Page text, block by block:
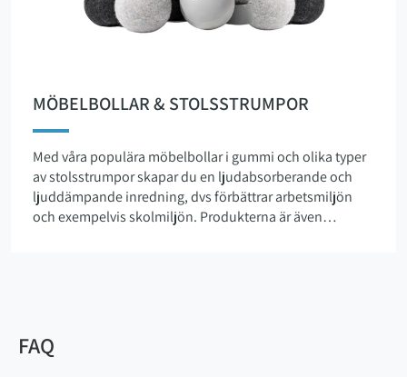
MÖBELBOLLAR & STOLSSTRUMPOR
Med våra populära möbelbollar i gummi och olika typer
av stolsstrumpor skapar du en ljudabsorberande och
ljuddämpande inredning, dvs förbättrar arbetsmiljön
och exempelvis skolmiljön. Produkterna är även
hålls dina golv skyddade från repor och skapar en
tystare och mer behaglig arbetsmiljö. Det går bra att
FAQ